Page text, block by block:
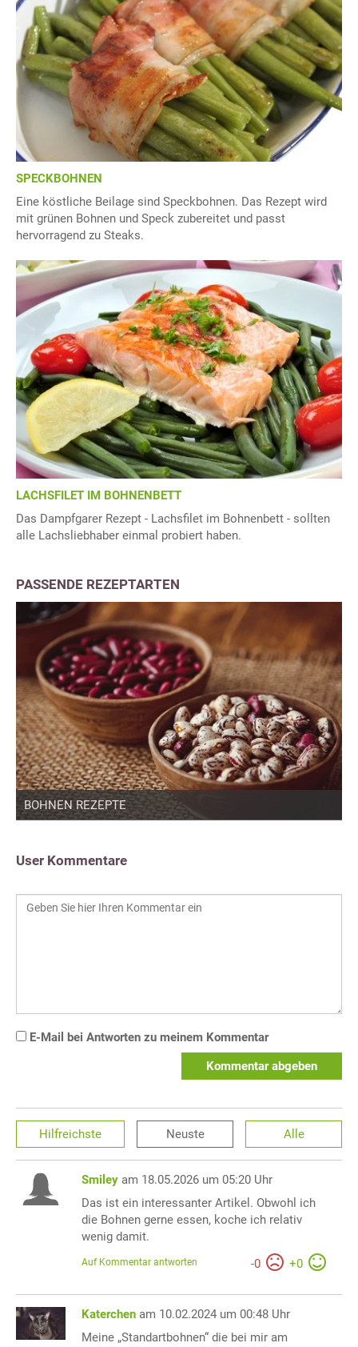
SPECKBOHNEN
Eine köstliche Beilage sind Speckbohnen. Das Rezept wird
mit grünen Bohnen und Speck zubereitet und passt
hervorragend zu Steaks.
LACHSFILET IM BOHNENBETT
Das Dampfgarer Rezept - Lachsfilet im Bohnenbett - sollten
alle Lachsliebhaber einmal probiert haben.
PASSENDE REZEPTARTEN
BOHNEN REZEPTE
User Kommentare
E-Mail bei Antworten zu meinem Kommentar
Kommentar abgeben
Hilfreichste Neuste Alle
Smiley am 18.05.2026 um 05:20 Uhr
Das ist ein interessanter Artikel. Obwohl ich
die Bohnen gerne essen, koche ich relativ
wenig damit.
-0 +0
Auf Kommentar antworten
Katerchen am 10.02.2024 um 00:48 Uhr
Meine „Standartbohnen“ die bei mir am